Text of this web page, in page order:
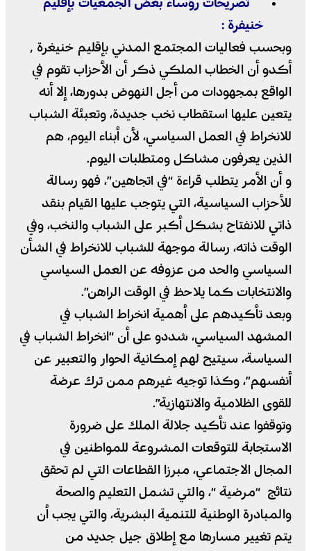
تصريحات رؤساء بعض الجمعيات بإقليم
خنيفرة :
وبحسب فعاليات المجتمع المدني بإقليم خنيغرة ٬
أكدو أن الخطاب الملكي ذكر أن الأحزاب تقوم في
الواقع بمجهودات من أجل النهوض بدورها، إلا أنه
يتعين عليها استقطاب نخب جديدة، وتعبئة الشباب
للانخراط في العمل السياسي، لأن أبناء اليوم، هم
الذين يعرفون مشاكل ومتطلبات اليوم.
و أن الأمر يتطلب قراءة “في اتجاهين”، فهو رسالة
للأحزاب السياسية، التي يتوجب عليها القيام بنقد
ذاتي للانفتاح بشكل أكبر على الشباب والنخب، وفي
الوقت ذاته، رسالة موجهة للشباب للانخراط في الشأن
السياسي والحد من عزوفه عن العمل السياسي
والانتخابات كما يلاحظ في الوقت الراهن”.
وبعد تأكيدهم على أهمية انخراط الشباب في
المشهد السياسي، شددو على أن “انخراط الشباب في
السياسة، سيتيح لهم إمكانية الحوار والتعبير عن
أنفسهم”، وكذا توجيه غيرهم ممن ترك عرضة
للقوى الظلامية والانتهازية”.
وتوقفوا عند تأكيد جلالة الملك على ضرورة
الاستجابة للتوقعات المشروعة للمواطنين في
المجال الاجتماعي، مبرزا القطاعات التي لم تحقق
نتائج “مرضية “، والتي تشمل التعليم والصحة
والمبادرة الوطنية للتنمية البشرية، والتي يجب أن
يتم تغيير مسارها مع إطلاق جيل جديد من